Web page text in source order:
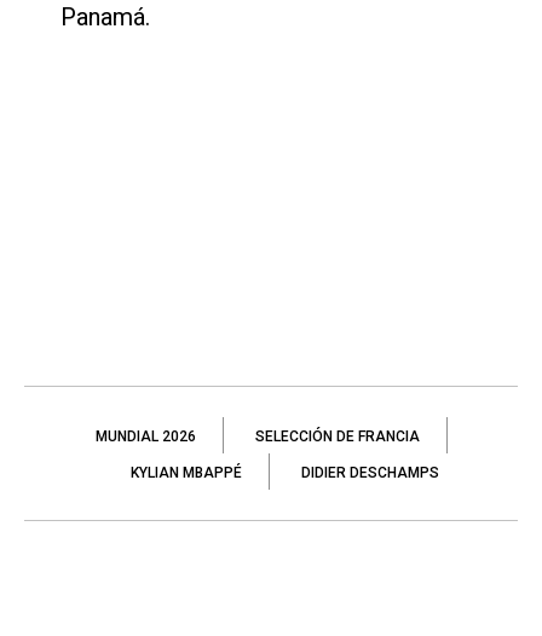
Panamá.
MUNDIAL 2026 SELECCIÓN DE FRANCIA
KYLIAN MBAPPÉ DIDIER DESCHAMPS